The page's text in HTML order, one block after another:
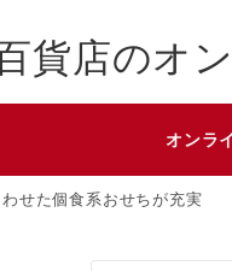
貨店のオ
オンラ
せた個食系おせちが充実